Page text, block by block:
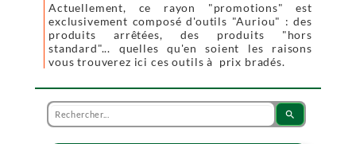
Actuellement, ce rayon "promotions" est
exclusivement composé d'outils "Auriou" : des
produits arrêtées, des produits "hors
standard"... quelles qu'en soient les raisons
vous trouverez ici ces outils à prix bradés.
search